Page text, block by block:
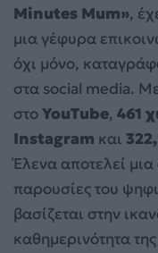
Minutes Mum»,
μια γέφυρα
όχι μόνο,
στα social media.
στοYouTube, 461
Instagram και
Έλενα αποτελεί
παρουσίες του
βασίζεται στην
καθημερινότητα